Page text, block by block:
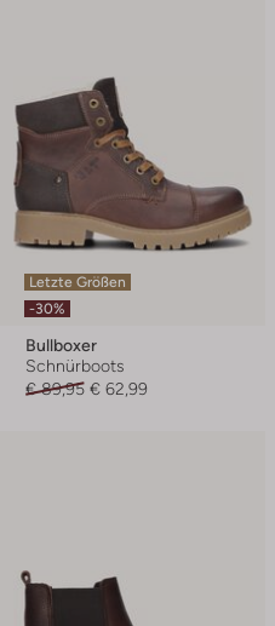
Letzte Größen
-30%
Bullboxer
Schnürboots
€ 89,95 € 62,99